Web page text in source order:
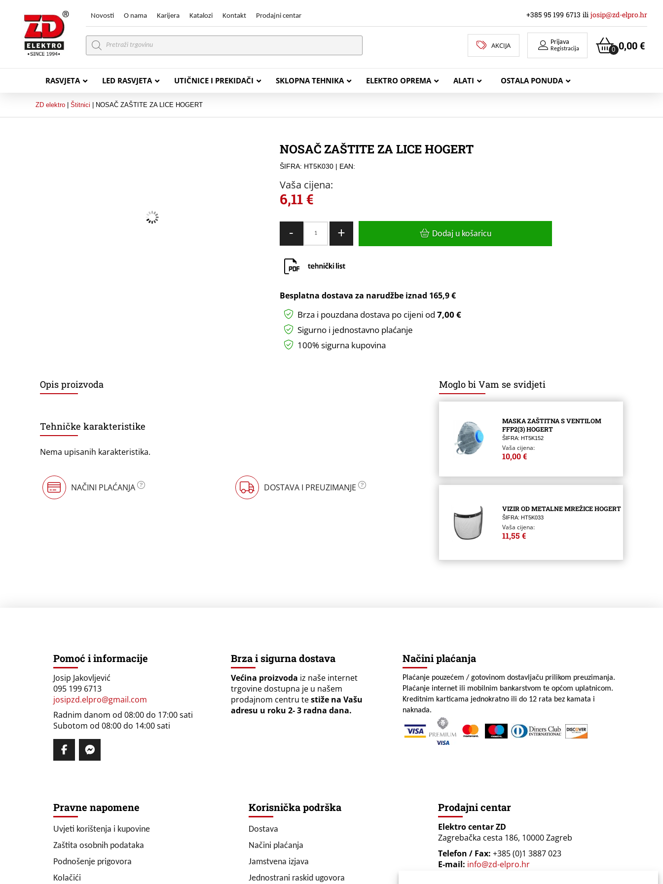
Novosti O nama Karijera Katalozi Kontakt Prodajni centar +385 95 199 6713 ili josip@zd-elpro.hr
Products
search
AKCIJA Prijava
Registracija 0,00€
0
RASVJETA LED RASVJETA UTIČNICE I PREKIDAČI SKLOPNA TEHNIKA ELEKTRO OPREMA ALATI OSTALA PONUDA
ENERGETSKI KABELI
ZD elektro Štitnici NOSAČ ZAŠTITE ZA LICE HOGERT
NOSAČ ZAŠTITE ZA LICE HOGERT
ŠIFRA: HT5K030| EAN:
Vaša cijena:
6,11€
-
LICE
+ Dodaj u košaricu
Besplatna dostava za narudžbe iznad 165,9 €
Brza i pouzdana dostava po cijeni od 7,00 €
Sigurno i jednostavno plaćanje
100% sigurna kupovina
Opis proizvoda
Tehničke karakteristike
Nema upisanih karakteristika.
NAČINI PLAĆANJA DOSTAVA I PREUZIMANJE
Moglo bi Vam se svidjeti
MASKA ZAŠTITNA S VENTILOM
FFP2(3) HOGERT
ŠIFRA: HT5K152
Vaša cijena:
10,00 €
VIZIR OD METALNE MREŽICE HOGERT
ŠIFRA: HT5K033
Vaša cijena:
11,55 €
Pomoć i informacije
Josip Jakovljević
095 199 6713
josipzd.elpro@gmail.com
Radnim danom od 08:00 do 17:00 sati
Subotom od 08:00 do 14:00 sati
Brza i sigurna dostava
Većina proizvoda iz naše internet
trgovine dostupna je u našem
prodajnom centru testiže na Vašu
adresu u roku 2- 3 radna dana.
Načini plaćanja
Plaćanje pouzećem / gotovinom dostavljaču prilikom preuzimanja.
Plaćanje internet ili mobilnim bankarstvom te općom uplatnicom.
Kreditnim karticama jednokratno ili do 12 rata bez kamata i
naknada.
Pravne napomene
Uvjeti korištenja i kupovine
Zaštita osobnih podataka
Podnošenje prigovora
Kolačići
Korisnička podrška
Dostava
Načini plaćanja
Jamstvena izjava
Jednostrani raskid ugovora
Prodajni centar
Elektro centar ZD
Zagrebačka cesta 186, 10000 Zagreb
Telefon / Fax: +385 (0)1 3887 023
E-mail: info@zd-elpro.hr